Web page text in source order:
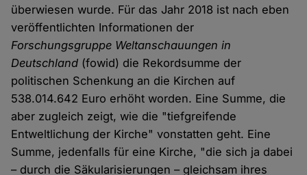
überwiesen wurde. Für das Jahr 2018 ist nach eben
veröffentlichten Informationen der
Forschungsgruppe Weltanschauungen in
Deutschland (fowid) die Rekordsumme der
politischen Schenkung an die Kirchen auf
538.014.642 Euro erhöht worden. Eine Summe, die
aber zugleich zeigt, wie die "tiefgreifende
Entweltlichung der Kirche" vonstatten geht. Eine
Summe, jedenfalls für eine Kirche, "die sich ja dabei
– durch die Säkularisierungen – gleichsam ihres